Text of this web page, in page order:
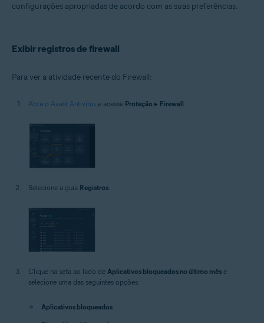
configurações apropriadas de acordo com as suas preferências.
Exibir registros de firewall
Para ver a atividade recente do Firewall:
Abra o Avast Antivirus e acesse Proteção ▸ Firewall.
Selecione a guia Registros
Clique na seta ao lado de Aplicativos bloqueados no último mês e
selecione uma das seguintes opções:
Aplicativos bloqueados